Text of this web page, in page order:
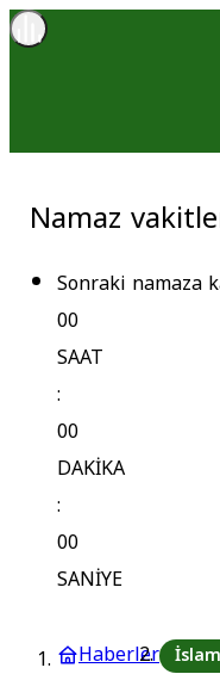
Namaz
Sonraki namaza
00
SAAT
:
00
DAKİKA
:
00
SANİYE
Haberler